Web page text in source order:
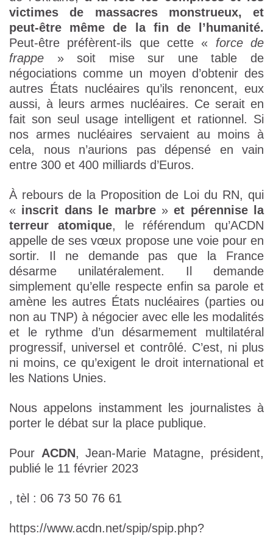
victimes de massacres monstrueux, et
peut-être même de la fin de l’humanité.
Peut-être préfèrent-ils que cette « force de
frappe » soit mise sur une table de
négociations comme un moyen d’obtenir des
autres États nucléaires qu’ils renoncent, eux
aussi, à leurs armes nucléaires. Ce serait en
fait son seul usage intelligent et rationnel. Si
nos armes nucléaires servaient au moins à
cela, nous n’aurions pas dépensé en vain
entre 300 et 400 milliards d’Euros.
À rebours de la Proposition de Loi du RN, qui
« inscrit dans le marbre»et pérennise la
terreur atomique, le référendum qu’ACDN
appelle de ses vœux propose une voie pour en
sortir. Il ne demande pas que la France
désarme unilatéralement. Il demande
simplement qu’elle respecte enfin sa parole et
amène les autres États nucléaires (parties ou
non au TNP) à négocier avec elle les modalités
et le rythme d’un désarmement multilatéral
progressif, universel et contrôlé. C’est, ni plus
ni moins, ce qu’exigent le droit international et
les Nations Unies.
Nous appelons instamment les journalistes à
porter le débat sur la place publique.
Pour ACDN, Jean-Marie Matagne, président,
publié le 11 février 2023
, tèl : 06 73 50 76 61
https://www.acdn.net/spip/spip.php?